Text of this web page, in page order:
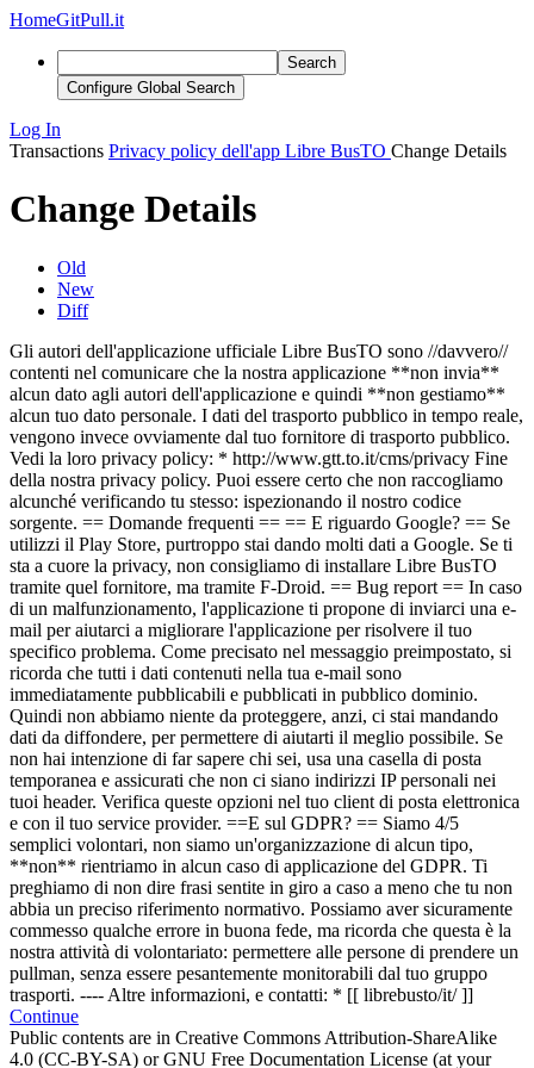
HomeGitPull.it
Search
Configure Global Search
Log In
Transactions Privacy policy dell'app Libre BusTO Change Details
Change Details
Old
New
Diff
Gli autori dell'applicazione ufficiale Libre BusTO sono //davvero//
contenti nel comunicare che la nostra applicazione **non invia**
alcun dato agli autori dell'applicazione e quindi **non gestiamo**
alcun tuo dato personale. I dati del trasporto pubblico in tempo reale,
vengono invece ovviamente dal tuo fornitore di trasporto pubblico.
Vedi la loro privacy policy: * http://www.gtt.to.it/cms/privacy Fine
della nostra privacy policy. Puoi essere certo che non raccogliamo
alcunché verificando tu stesso: ispezionando il nostro codice
sorgente. == Domande frequenti == == E riguardo Google? == Se
utilizzi il Play Store, purtroppo stai dando molti dati a Google. Se ti
sta a cuore la privacy, non consigliamo di installare Libre BusTO
tramite quel fornitore, ma tramite F-Droid. == Bug report == In caso
di un malfunzionamento, l'applicazione ti propone di inviarci una e-
mail per aiutarci a migliorare l'applicazione per risolvere il tuo
specifico problema. Come precisato nel messaggio preimpostato, si
ricorda che tutti i dati contenuti nella tua e-mail sono
immediatamente pubblicabili e pubblicati in pubblico dominio.
Quindi non abbiamo niente da proteggere, anzi, ci stai mandando
dati da diffondere, per permettere di aiutarti il meglio possibile. Se
non hai intenzione di far sapere chi sei, usa una casella di posta
temporanea e assicurati che non ci siano indirizzi IP personali nei
tuoi header. Verifica queste opzioni nel tuo client di posta elettronica
e con il tuo service provider. ==E sul GDPR? == Siamo 4/5
semplici volontari, non siamo un'organizzazione di alcun tipo,
**non** rientriamo in alcun caso di applicazione del GDPR. Ti
preghiamo di non dire frasi sentite in giro a caso a meno che tu non
abbia un preciso riferimento normativo. Possiamo aver sicuramente
commesso qualche errore in buona fede, ma ricorda che questa è la
nostra attività di volontariato: permettere alle persone di prendere un
pullman, senza essere pesantemente monitorabili dal tuo gruppo
trasporti. ---- Altre informazioni, e contatti: * [[ librebusto/it/ ]]
Continue
Public contents are in Creative Commons Attribution-ShareAlike
4.0 (CC-BY-SA) or GNU Free Documentation License (at your